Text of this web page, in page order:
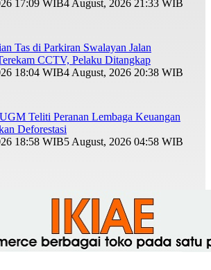
17:09 WIB4 August, 2026 21:33 WIB
Tas di Parkiran Swalayan Jalan
CCTV, Pelaku Ditangkap
18:04 WIB4 August, 2026 20:38 WIB
Teliti Peranan Lembaga Keuangan
Deforestasi
18:58 WIB5 August, 2026 04:58 WIB